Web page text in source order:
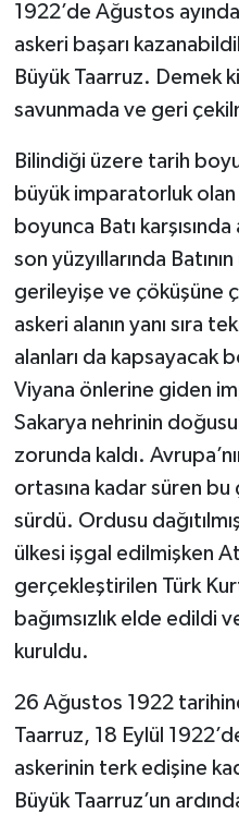
1922’de Ağustos
askeri başarı
Büyük Taarruz. Demek
savunmada ve geri
Bilindiği üzere tarih
büyük imparatorluk olan
boyunca Batı
son yüzyıllarında
gerileyişe ve çöküşüne
askeri alanın yanı sıra
alanları da kapsayacak
Viyana önlerine giden
Sakarya nehrinin
zorunda kaldı.
ortasına kadar süren bu
sürdü. Ordusu
ülkesi işgal edilmişken
gerçekleştirilen Türk
bağımsızlık elde edildi
kuruldu.
26 Ağustos 1922
Taarruz, 18 Eylül
askerinin terk edişine
Büyük Taarruz’un